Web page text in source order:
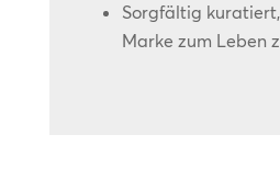
Sorgfältig
Marke zum Leben